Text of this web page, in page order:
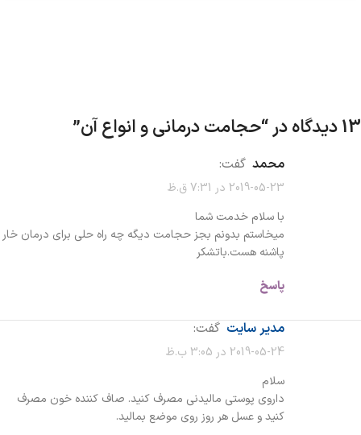
13 دیدگاه در “ حجامت درمانی و انواع آن”
محمد گفت:
2019-05-23 در 7:31 ق.ظ
با سلام خدمت شما
میخاستم بدونم بجز حجامت دیگه چه راه حلی برای درمان خار
پاشنه هست.باتشکر
پاسخ
مدیر سایت گفت:
2019-05-24 در 3:05 ب.ظ
سلام
داروی پوستی مالیدنی مصرف کنید. صاف کننده خون مصرف
کنید و عسل هر روز روی موضع بمالید.